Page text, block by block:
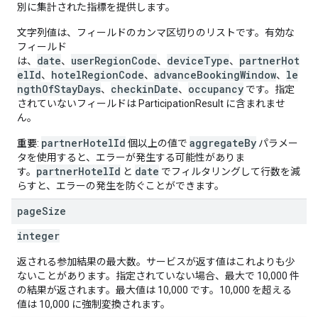
別に集計された指標を提供します。
文字列値は、フィールドのカンマ区切りのリストです。有効な
フィールド
は、 date、 userRegionCode、 deviceType、 partnerHot
elId、 hotelRegionCode、 advanceBookingWindow、 le
ngthOfStayDays、 checkinDate、 occupancy です。指定
されていないフィールドは ParticipationResult に含まれませ
ん。
重要: partnerHotelId 個以上の値で aggregateBy パラメー
タを使用すると、エラーが発生する可能性がありま
す。 partnerHotelId と date でフィルタリングして行数を減
らすと、エラーの発生を防ぐことができます。
pageSize
integer
返される参加結果の最大数。サービスが返す値はこれよりも少
ないことがあります。指定されていない場合、最大で 10,000 件
の結果が返されます。最大値は 10,000 です。10,000 を超える
値は 10,000 に強制変換されます。